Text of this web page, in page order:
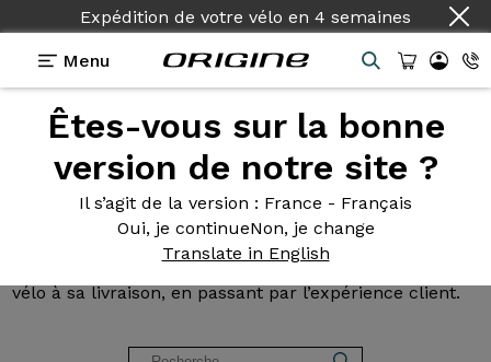
Expédition de votre vélo en 4 semaines
Menu
Êtes-vous sur la bonne
version de notre site ?
Il s’agit de la version : France - Français
Oui, je continueNon, je change
Translate in English
Avis ettémoignages des
clients Origine
Lisez les avis sur nos vélos de Route, Gravel, VTT et
vélo à sa livraison, en passant par l’expérience client.